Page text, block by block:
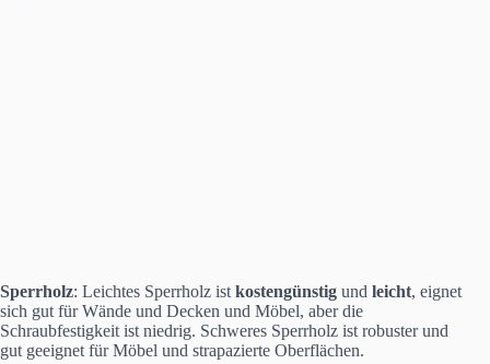
Sperrholz: Leichtes Sperrholz ist kostengünstig und leicht, eignet
sich gut für Wände und Decken und Möbel, aber die
Schraubfestigkeit ist niedrig. Schweres Sperrholz ist robuster und
gut geeignet für Möbel und strapazierte Oberflächen.